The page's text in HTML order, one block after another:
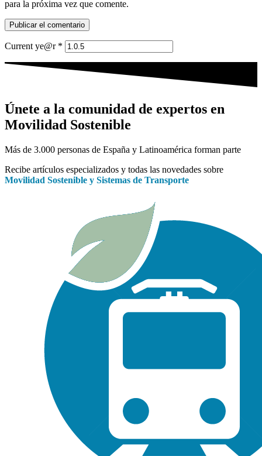
para la próxima vez que comente.
Current ye@r *
Únete a la comunidad de expertos en
Movilidad Sostenible
Más de 3.000 personas de España y Latinoamérica forman parte
Recibe artículos especializados y todas las novedades sobre
Movilidad Sostenible y Sistemas de Transporte